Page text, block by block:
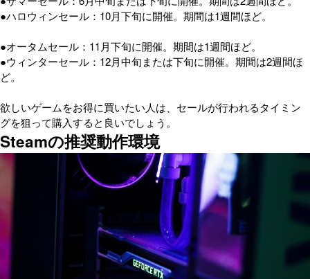
●ハロウィンセール：10月下旬に開催。期間は1週間ほど。
●オータムセール：11月下旬に開催。期間は1週間ほど。
●ウィンターセール：12月中旬または下旬に開催。期間は2週間ほ
ど。
欲しいゲームをお得に買いたい人は、セールが行われるタイミン
グを狙って購入すると良いでしょう。
Steamの推奨動作環境